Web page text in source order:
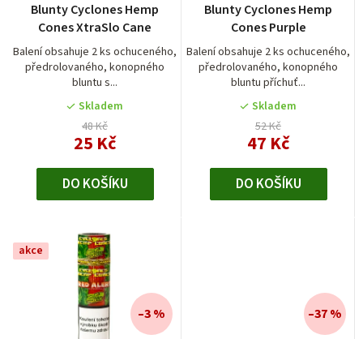
d
Blunty Cyclones Hemp
Cones XtraSlo Cane
Balení obsahuje 2 ks ochuceného,
předrolovaného, konopného
bluntu s...
Skladem
48 Kč
25 Kč
DO KOŠÍKU
Blunty Cyclones Hemp
Cones Purple
Balení obsahuje 2 ks ochuceného,
předrolovaného, konopného
bluntu příchuť...
hodnocení
produktu
je
5,0
z
5
hvězdiček.
Skladem
52 Kč
47 Kč
DO KOŠÍKU
akce
–3 % –37 %